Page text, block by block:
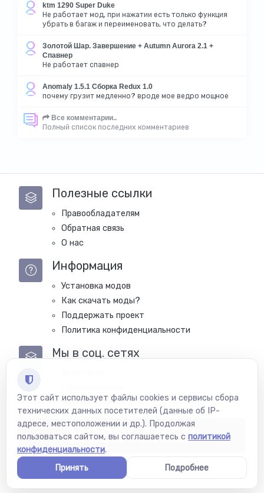
ktm 1290 Super Duke
Не работает мод, при нажатии есть только функция
убрать в багаж и переименовать, что делать?
Золотой Шар. Завершение + Autumn Aurora 2.1 +
Спавнер
Не работает спавнер
Anomaly 1.5.1 Сборка Redux 1.0
почему грузит медленно? вроде мое ведро мощное
Все комментарии..
Полный список последних комментариев
Полезные ссылки
Правообладателям
Обратная связь
О нас
Информация
Установка модов
Как скачать моды?
Поддержать проект
Политика конфиденциальности
Мы в соц. сетях
Другие моды
MODSGAMES
Copyright © Modsgames 2022
Этот сайт использует файлы cookies и сервисы сбора
технических данных посетителей (данные об IP-
адресе, местоположении и др.). Продолжая
пользоваться сайтом, вы соглашаетесь с политикой
конфиденциальности.
Принять
Подробнее